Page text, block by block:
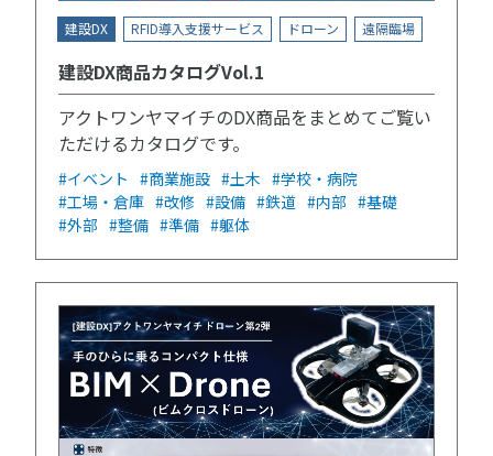
建設DX RFID導入支援サービス ドローン 遠隔臨場
建設DX商品カタログVol.1
アクトワンヤマイチのDX商品をまとめてご覧い
ただけるカタログです。
#イベント #商業施設 #土木 #学校・病院
#工場・倉庫 #改修 #設備 #鉄道 #内部 #基礎
#外部 #整備 #準備 #躯体